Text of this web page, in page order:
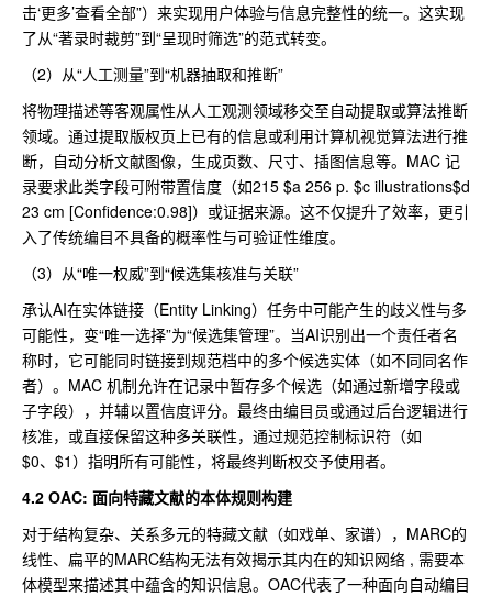
击‘更多’查看全部”）来实现用户体验与信息完整性的统一。这实现
了从“著录时裁剪”到“呈现时筛选”的范式转变。
（2）从“人工测量”到“机器抽取和推断”
将物理描述等客观属性从人工观测领域移交至自动提取或算法推断
领域。通过提取版权页上已有的信息或利用计算机视觉算法进行推
断，自动分析文献图像，生成页数、尺寸、插图信息等。MAC 记
录要求此类字段可附带置信度（如215 $a 256 p. $c illustrations$d
23 cm [Confidence:0.98]）或证据来源。这不仅提升了效率，更引
入了传统编目不具备的概率性与可验证性维度。
（3）从“唯一权威”到“候选集核准与关联”
承认AI在实体链接（Entity Linking）任务中可能产生的歧义性与多
可能性，变“唯一选择”为“候选集管理”。当AI识别出一个责任者名
称时，它可能同时链接到规范档中的多个候选实体（如不同同名作
者）。MAC 机制允许在记录中暂存多个候选（如通过新增字段或
子字段），并辅以置信度评分。最终由编目员或通过后台逻辑进行
核准，或直接保留这种多关联性，通过规范控制标识符（如
$0、$1）指明所有可能性，将最终判断权交予使用者。
4.2 OAC: 面向特藏文献的本体规则构建
对于结构复杂、关系多元的特藏文献（如戏单、家谱），MARC的
线性、扁平的MARC结构无法有效揭示其内在的知识网络 , 需要本
体模型来描述其中蕴含的知识信息。OAC代表了一种面向自动编目